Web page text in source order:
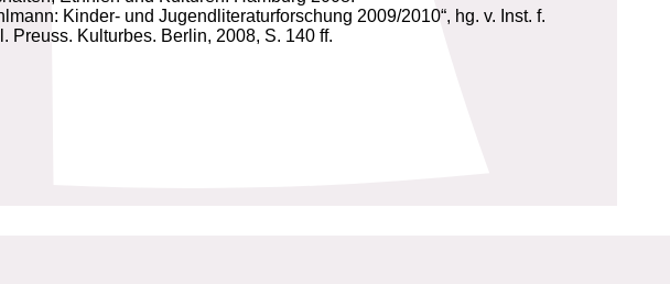
Kinder- und Jugendliteraturforschung 2009/2010“, hg. v. Inst. f.
Preuss. Kulturbes. Berlin, 2008, S. 140 ff.